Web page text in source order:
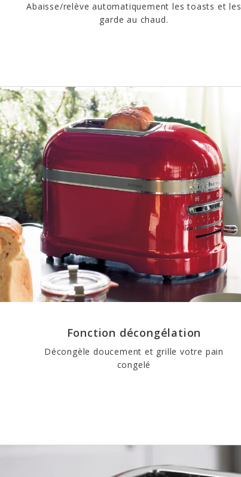
Abaisse/relève automatiquement les toasts et les
garde au chaud.
Fonction décongélation
Décongèle doucement et grille votre pain
congelé